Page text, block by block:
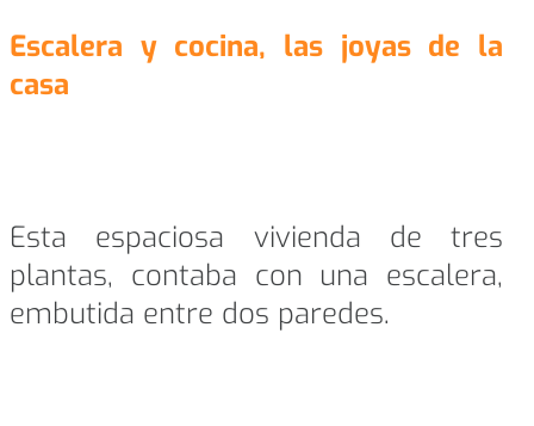
Escalera y cocina, las joyas de la
casa
Esta espaciosa vivienda de tres
plantas, contaba con una escalera,
embutida entre dos paredes.